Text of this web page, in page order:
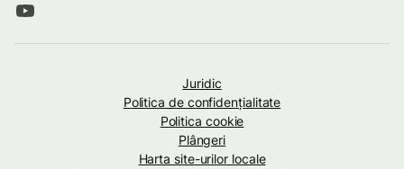
Juridic
Politica de confidenţialitate
Politica cookie
Plângeri
Harta site-urilor locale